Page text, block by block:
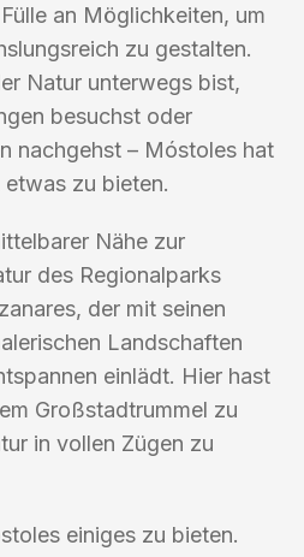
an Möglichkeiten, um
zu gestalten.
Natur unterwegs bist,
besuchst oder
nachgehst – Móstoles hat
zu bieten.
Nähe zur
des Regionalparks
der mit seinen
Landschaften
einlädt. Hier hast
Großstadtrummel zu
in vollen Zügen zu
einiges zu bieten.